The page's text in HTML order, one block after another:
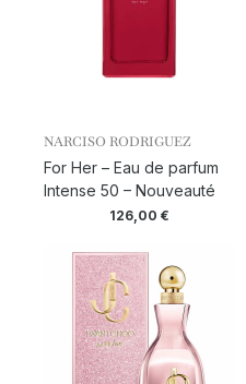
NARCISO RODRIGUEZ
For Her – Eau de parfum
Intense 50 – Nouveauté
126,00€